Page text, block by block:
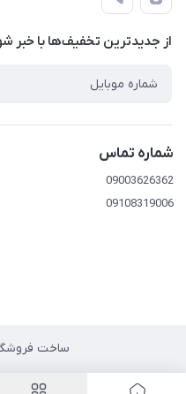
تهران خیابان امیرکبیر-بعد
از جدید‌ترین تخفیف‌ها با‌ خبر
شماره تماس
09003626362
09108319006
ساخت